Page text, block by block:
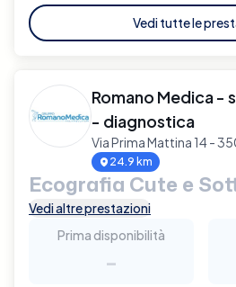
Vedi tutte le
Romano Medica -
- diagnostica
Via Prima Mattina 14 -
24.9 km
Ecografia Cute e
Vedi altre prestazioni
Prima disponibilità
-